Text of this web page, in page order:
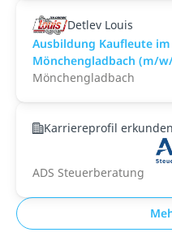
Detlev Louis
Ausbildung Kaufleute
Mönchengladbach (m/
Mönchengladbach
Karriereprofil erkunden
ADS Steuerberatung